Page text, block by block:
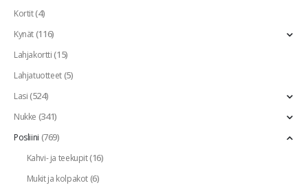
Kortit(4)
Kynät(116)
Lahjakortti(15)
Lahjatuotteet(5)
Lasi(524)
Nukke (341)
Posliini (769)
Kahvi- ja teekupit(16)
Mukit ja kolpakot(6)